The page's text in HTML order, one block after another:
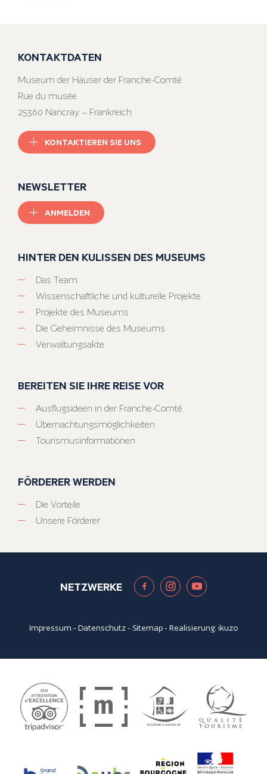
KONTAKTDATEN
Museum der Häuser der Franche-Comté
Rue du musée
25360 Nancray – Frankreich
KONTAKTIEREN SIE UNS
NEWSLETTER
ANMELDEN
HINTER DEN KULISSEN DES MUSEUMS
Das Team
Wissenschaftliche und kulturelle Projekte
Projekte des Museums
Die Geheimnisse des Museums
Verwaltungsakte
BEREITEN SIE IHRE REISE VOR
Ausflugsideen in der Franche-Comté
Übernachtungsmöglichkeiten
Tourismusinformationen
FÖRDERER WERDEN
Die Vorteile
Unsere Förderer
NETZWERKE
Impressum -Datenschutz- Sitemap- Realisierung:ikuzo